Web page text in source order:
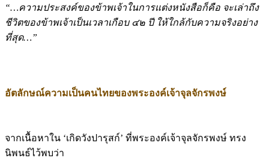
ชีวิตของข้าพเจ้าเป็นเวลาเกือบ ๔๒ ปี ให้ใกล้กับความจริงอย่าง
ที่สุด…”
นิพนธ์ไว้พบว่า